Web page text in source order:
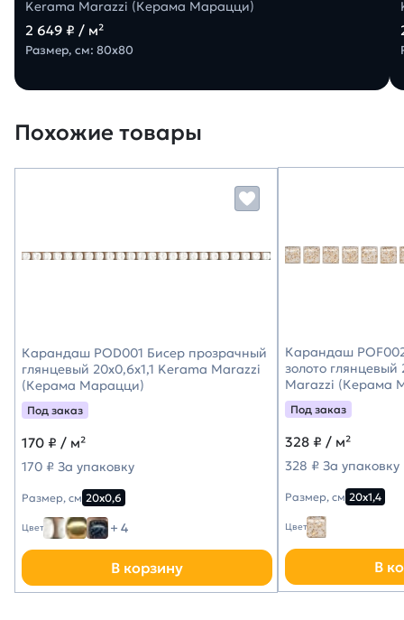
Kerama Marazzi (Керама Марацци)
2 649 ₽ / м²
Размер, см: 80х80
Похожие товары
Карандаш POD001 Бисер прозрачный
глянцевый 20x0,6x1,1 Kerama Marazzi
(Керама Марацци)
Под заказ
170 ₽ / м²
170 ₽ За упаковку
Размер, см 20х0,6
Цвет + 4
В корзину
Карандаш
золото глянцевый
Marazzi (Керама
Под заказ
328 ₽ / м²
328 ₽ За упаковку
Размер, см 20х1,4
Цвет
В